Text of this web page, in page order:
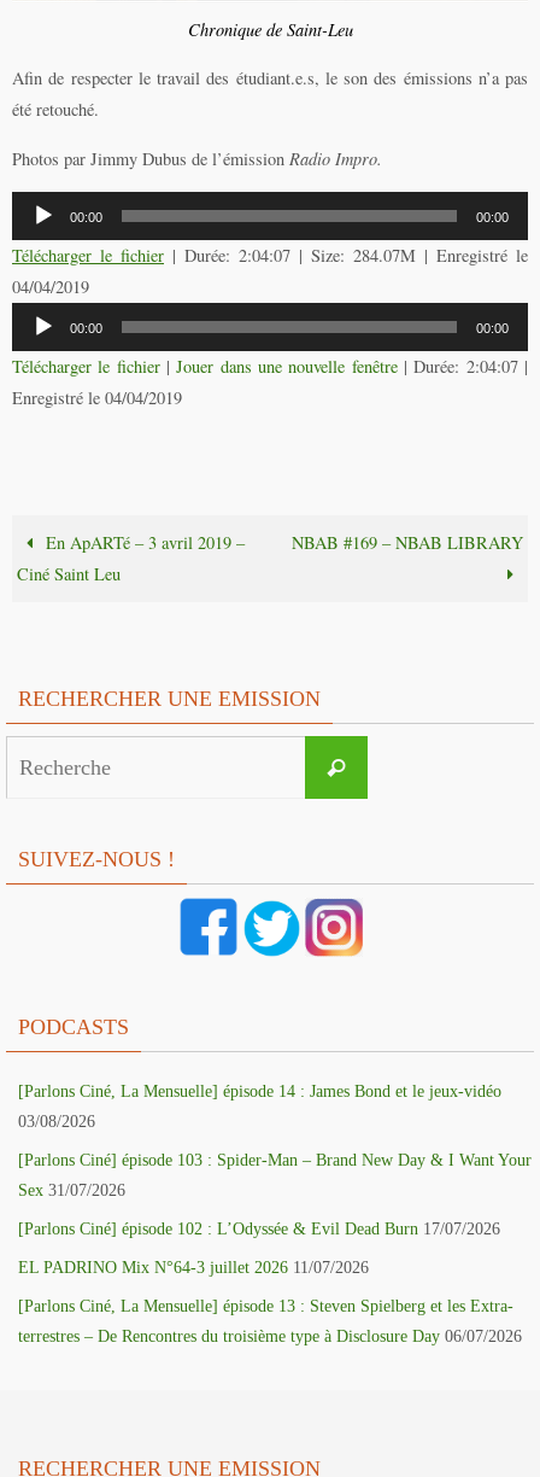
Chronique de Saint-Leu
Afin de respecter le travail des étudiant.e.s, le son des émissions n’a pas
été retouché.
Photos par Jimmy Dubus de l’émission Radio Impro.
Lecteur
audio
00:00 00:00
Télécharger le fichier | Durée: 2:04:07 | Size: 284.07M | Enregistré le
04/04/2019
Lecteur
audio
00:00 00:00
Télécharger le fichier|Jouer dans une nouvelle fenêtre|Durée: 2:04:07|
Enregistré le 04/04/2019
En ApARTé – 3 avril 2019 –
Ciné Saint Leu
NBAB #169 – NBAB LIBRARY
RECHERCHER UNE EMISSION
Recherche
SUIVEZ-NOUS !
PODCASTS
[Parlons Ciné, La Mensuelle] épisode 14 : James Bond et le jeux-vidéo
03/08/2026
[Parlons Ciné] épisode 103 : Spider-Man – Brand New Day & I Want Your
Sex 31/07/2026
[Parlons Ciné] épisode 102 : L’Odyssée & Evil Dead Burn 17/07/2026
EL PADRINO Mix N°64-3 juillet 2026 11/07/2026
[Parlons Ciné, La Mensuelle] épisode 13 : Steven Spielberg et les Extra-
terrestres – De Rencontres du troisième type à Disclosure Day 06/07/2026
RECHERCHER UNE EMISSION